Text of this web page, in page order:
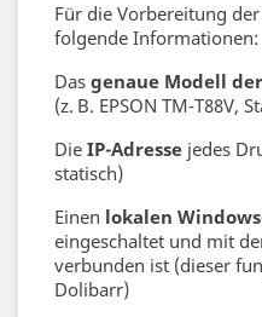
Für die Vorbereitung
folgende Informationen:
Das genaue Modell
(z. B. EPSON TM-T88V,
Die IP-Adresse jedes
statisch)
Einen lokalen
eingeschaltet und mit
verbunden ist (dieser
Dolibarr)